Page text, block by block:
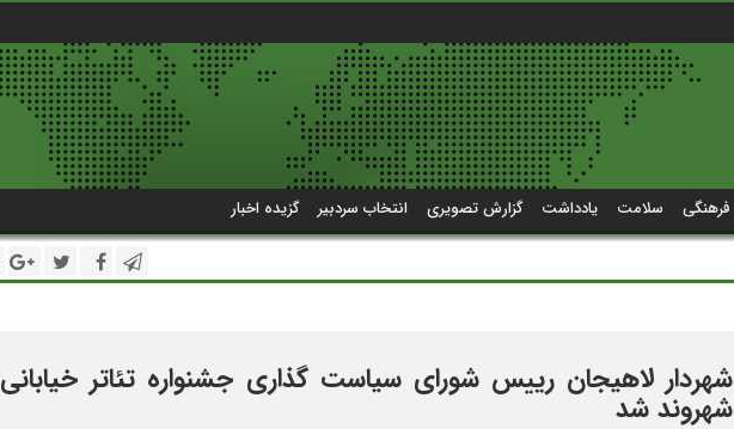
فرهنگی سلامت یادداشت گزارش تصویری انتخاب سردبیر گزیده اخبار
شهردار لاهیجان رییس شورای سیاست گذاری جشنواره تئاتر خیابانی
شهروند شد